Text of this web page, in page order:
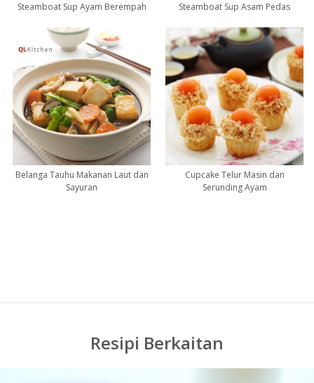
Steamboat Sup Ayam Berempah Steamboat Sup Asam Pedas
Belanga Tauhu Makanan Laut dan
Sayuran
Cupcake Telur Masin dan
Serunding Ayam
Resipi Berkaitan